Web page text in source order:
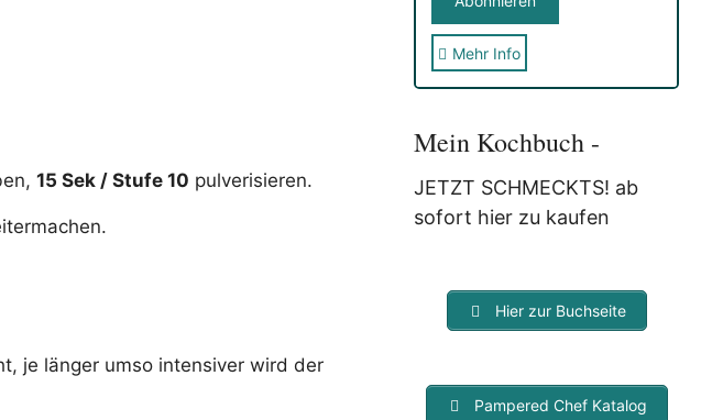
15 Sek / Stufe 10 pulverisieren.
je länger umso intensiver wird der
Sie erhalten nach der
Mit der Nutzung dieses
der Speicherung und
Verarbeitung Deiner Daten
werdenNICHTan Dritte
weitergegeben und dienen nur
für diesen Service!
Mehr Info
Mein Kochbuch -
JETZT SCHMECKTS! ab
sofort hier zu kaufen
Hier zur Buchseite
Pampered Chef Katalog